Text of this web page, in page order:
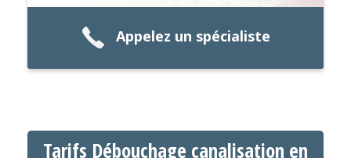
Appelez un spécialiste
Tarifs Débouchage canalisation en